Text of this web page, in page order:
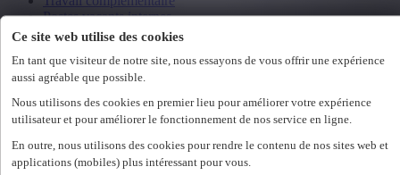
Ce site web utilise des cookies
En tant que visiteur de notre site, nous essayons de vous offrir une expérience
aussi agréable que possible.
Nous utilisons des cookies en premier lieu pour améliorer votre expérience
utilisateur et pour améliorer le fonctionnement de nos service en ligne.
En outre, nous utilisons des cookies pour rendre le contenu de nos sites web et
applications (mobiles) plus intéressant pour vous.
Postes vacants internes
Travailler
Administration
Administration en ligne
Contrat digital
My Express Medical App